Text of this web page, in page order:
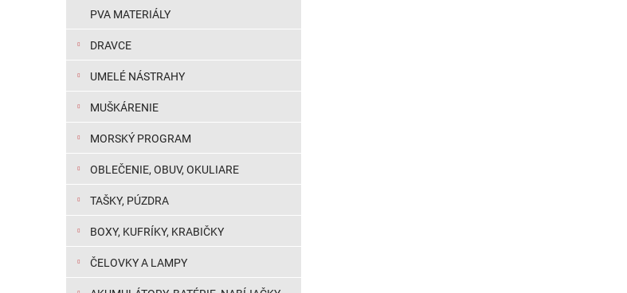
PVA MATERIÁLY
DRAVCE
UMELÉ NÁSTRAHY
MUŠKÁRENIE
MORSKÝ PROGRAM
OBLEČENIE, OBUV, OKULIARE
TAŠKY, PÚZDRA
BOXY, KUFRÍKY, KRABIČKY
ČELOVKY A LAMPY